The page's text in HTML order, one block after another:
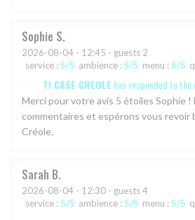
Sophie S
2026-08-04 - 12:45 - guests 2
service : 5/5 ambience : 5/5 menu : 5/5
TI CASE CREOLE has responded to the
Merci pour votre avis 5 étoiles Sophie !
commentaires et espérons vous revoir
Créole.
Sarah B
2026-08-04 - 12:30 - guests 4
service : 5/5 ambience : 5/5 menu : 5/5